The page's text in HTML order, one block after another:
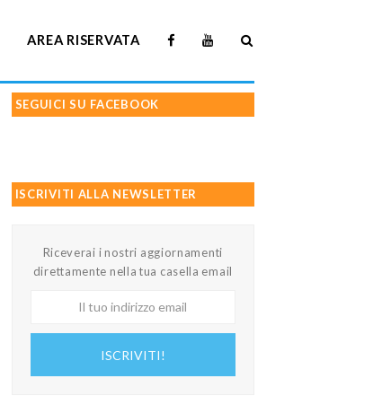
AREA RISERVATA
SEGUICI SU FACEBOOK
ISCRIVITI ALLA NEWSLETTER
Riceverai i nostri aggiornamenti
direttamente nella tua casella email
ISCRIVITI!